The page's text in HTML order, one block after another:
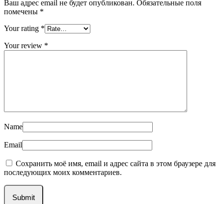
Ваш адрес email не будет опубликован. Обязательные поля
помечены *
Your rating *
Your review *
Name
Email
Сохранить моё имя, email и адрес сайта в этом браузере для
последующих моих комментариев.